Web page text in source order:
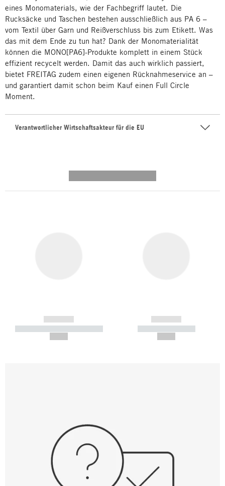
eines Monomaterials, wie der Fachbegriff lautet. Die
Rucksäcke und Taschen bestehen ausschließlich aus PA 6 –
vom Textil über Garn und Reißverschluss bis zum Etikett. Was
das mit dem Ende zu tun hat? Dank der Monomaterialität
können die MONO[PA6]-Produkte komplett in einem Stück
effizient recycelt werden. Damit das auch wirklich passiert,
bietet FREITAG zudem einen eigenen Rücknahmeservice an –
und garantiert damit schon beim Kauf einen Full Circle
Moment.
Verantwortlicher Wirtschaftsakteur für die EU
------------
----------- ----------- -----------
------------
----------- -----------